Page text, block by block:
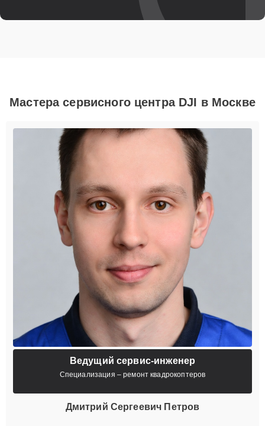
Мастера сервисного центра DJI в Москве
Ведущий сервис-инженер
Специализация – ремонт квадрокоптеров
Дмитрий Сергеевич Петров